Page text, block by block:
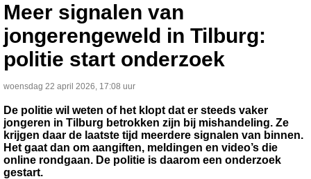
Meer signalen van
jongerengeweld in Tilburg:
politie start onderzoek
woensdag 22 april 2026, 17:08 uur
De politie wil weten of het klopt dat er steeds vaker
jongeren in Tilburg betrokken zijn bij mishandeling. Ze
krijgen daar de laatste tijd meerdere signalen van binnen.
Het gaat dan om aangiften, meldingen en video’s die
online rondgaan. De politie is daarom een onderzoek
gestart.